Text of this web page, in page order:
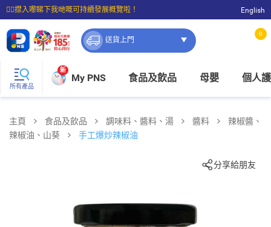
☝🏼㩒入嚟睇下我哋嘅可持續發展概覽啦！
⭐購物滿$399即享免費送貨；滿$100即可免費店取。
English
送貨上門
0
所有產品
新
My PNS 食品及飲品 母嬰 個人
主頁 食品及飲品 調味料、醬料、湯 醬料
辣椒醬、
辣椒油、山葵
手工爆炒辣椒油
分享給朋友